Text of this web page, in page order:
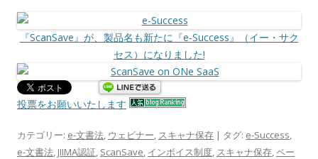
『ScanSave』が、製品名も新たに『e-Success』（イー・サク
セス）になりました!
投票をお願いいたします
カテゴリー: e-文書法, ウェビナー, スキャナ保存 | タグ: e-Success,
e-文書法, JIIMA認証, ScanSave, インボイス制度, スキャナ保存,ペー